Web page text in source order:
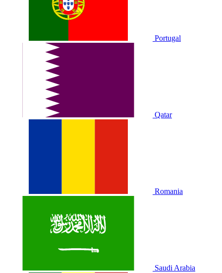
Portugal
Qatar
Romania
Saudi Arabia